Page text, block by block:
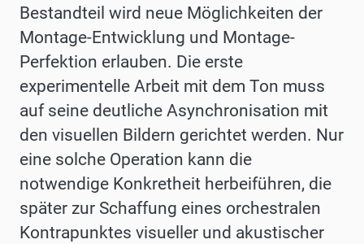
Bestandteil wird neue Möglichkeiten der
Montage-Entwicklung und Montage-
Perfektion erlauben. Die erste
experimentelle Arbeit mit dem Ton muss
auf seine deutliche Asynchronisation mit
den visuellen Bildern gerichtet werden. Nur
eine solche Operation kann die
notwendige Konkretheit herbeiführen, die
später zur Schaffung eines orchestralen
Kontrapunktes visueller und akustischer